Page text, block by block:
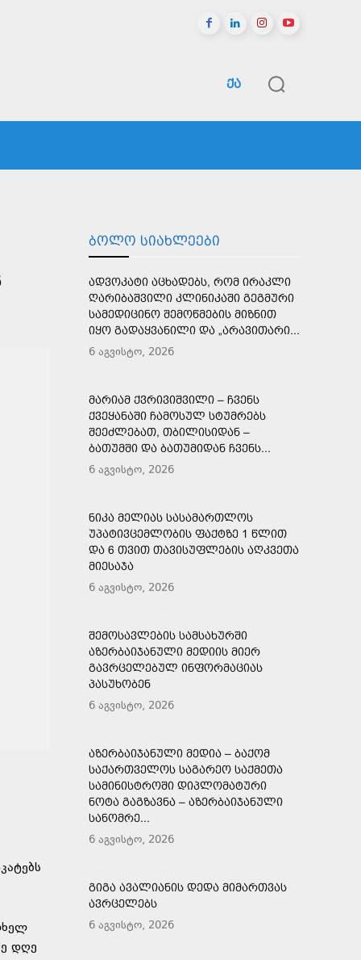
ᲥᲐ
დღე
ᲑᲝᲚᲝ ᲡᲘᲐᲮᲚᲔᲔᲑᲘ
ᲐᲓᲕᲝᲙᲐᲢᲘ ᲐᲪᲮᲐᲓᲔᲑᲡ, ᲠᲝᲛ ᲘᲠᲐᲙᲚᲘ
ᲦᲐᲠᲘᲑᲐᲨᲕᲘᲚᲘ ᲙᲚᲘᲜᲘᲙᲐᲨᲘ ᲒᲔᲒᲛᲣᲠᲘ
ᲡᲐᲛᲔᲓᲘᲪᲘᲜᲝ ᲨᲔᲛᲝᲬᲛᲔᲑᲘᲡ ᲛᲘᲖᲜᲘᲗ
ᲘᲧᲝ ᲒᲐᲓᲐᲧᲕᲐᲜᲘᲚᲘ ᲓᲐ „ᲐᲠᲐᲕᲘᲗᲐᲠᲘ...
6 აგვისტო, 2026
ᲛᲐᲠᲘᲐᲛ ᲥᲕᲠᲘᲕᲘᲨᲕᲘᲚᲘ – ᲩᲕᲔᲜᲡ
ᲥᲕᲔᲧᲐᲜᲐᲨᲘ ᲩᲐᲛᲝᲡᲣᲚ ᲡᲢᲣᲛᲠᲔᲑᲡ
ᲨᲔᲔᲫᲚᲔᲑᲐᲗ, ᲗᲑᲘᲚᲘᲡᲘᲓᲐᲜ –
ᲑᲐᲗᲣᲛᲨᲘ ᲓᲐ ᲑᲐᲗᲣᲛᲘᲓᲐᲜ ᲩᲕᲔᲜᲡ...
6 აგვისტო, 2026
ᲜᲘᲙᲐ ᲛᲔᲚᲘᲐᲡ ᲡᲐᲡᲐᲛᲐᲠᲗᲚᲝᲡ
ᲣᲞᲐᲢᲘᲕᲪᲔᲛᲚᲝᲑᲘᲡ ᲤᲐᲥᲢᲖᲔ 1 ᲬᲚᲘᲗ
ᲓᲐ 6 ᲗᲕᲘᲗ ᲗᲐᲕᲘᲡᲣᲤᲚᲔᲑᲘᲡ ᲐᲦᲙᲕᲔᲗᲐ
ᲛᲘᲔᲡᲐᲯᲐ
6 აგვისტო, 2026
ᲨᲔᲛᲝᲡᲐᲕᲚᲔᲑᲘᲡ ᲡᲐᲛᲡᲐᲮᲣᲠᲨᲘ
ᲐᲖᲔᲠᲑᲐᲘᲯᲐᲜᲣᲚᲘ ᲛᲔᲓᲘᲘᲡ ᲛᲘᲔᲠ
ᲒᲐᲕᲠᲪᲔᲚᲔᲑᲣᲚ ᲘᲜᲤᲝᲠᲛᲐᲪᲘᲐᲡ
ᲞᲐᲡᲣᲮᲝᲑᲔᲜ
6 აგვისტო, 2026
ᲐᲖᲔᲠᲑᲐᲘᲯᲐᲜᲣᲚᲘ ᲛᲔᲓᲘᲐ – ᲑᲐᲥᲝᲛ
ᲡᲐᲥᲐᲠᲗᲕᲔᲚᲝᲡ ᲡᲐᲒᲐᲠᲔᲝ ᲡᲐᲥᲛᲔᲗᲐ
ᲡᲐᲛᲘᲜᲘᲡᲢᲠᲝᲨᲘ ᲓᲘᲞᲚᲝᲛᲐᲢᲣᲠᲘ
ᲜᲝᲢᲐ ᲒᲐᲒᲖᲐᲕᲜᲐ – ᲐᲖᲔᲠᲑᲐᲘᲯᲐᲜᲣᲚᲘ
ᲡᲐᲜᲝᲛᲠᲔ...
6 აგვისტო, 2026
ᲒᲘᲒᲐ ᲐᲕᲐᲚᲘᲐᲜᲘᲡ ᲓᲔᲓᲐ ᲛᲘᲛᲐᲠᲗᲕᲐᲡ
ᲐᲕᲠᲪᲔᲚᲔᲑᲡ
6 აგვისტო, 2026